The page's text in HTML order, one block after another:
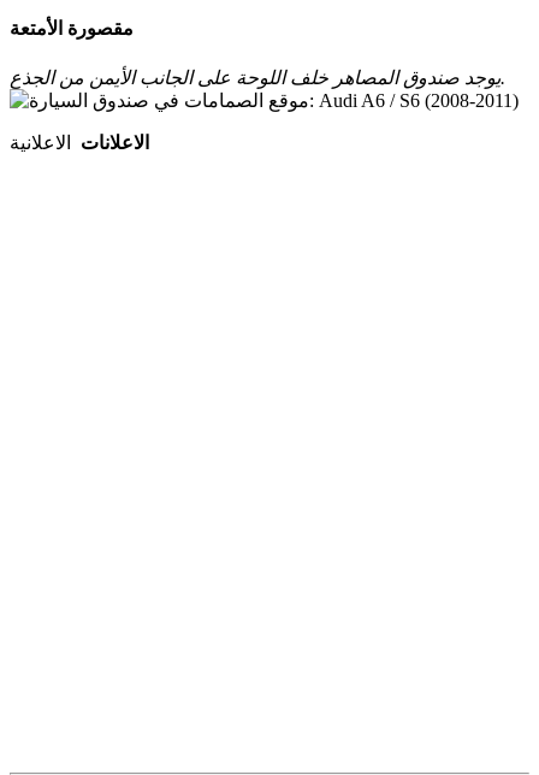
مقصورة الأمتعة
يوجد صندوق المصاهر خلف اللوحة على الجانب الأيمن من الجذع.
الاعلانات الاعلانية